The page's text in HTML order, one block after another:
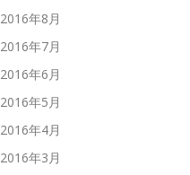
2016年8月
2016年7月
2016年6月
2016年5月
2016年4月
2016年3月